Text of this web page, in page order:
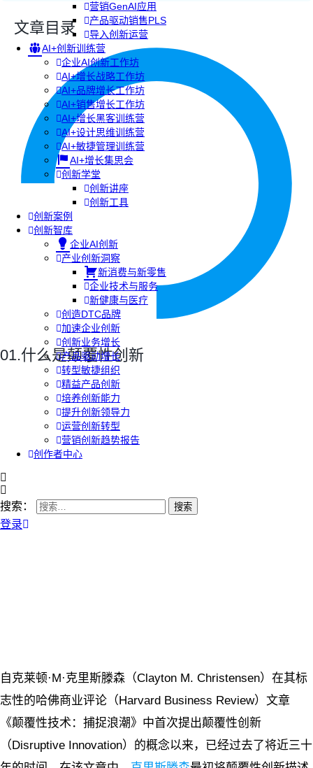
营销GenAI应用
产品驱动销售PLS
导入创新运营
AI+创新训练营
企业AI创新工作坊
AI+增长战略工作坊
AI+品牌增长工作坊
AI+销售增长工作坊
AI+增长黑客训练营
AI+设计思维训练营
AI+敏捷管理训练营
AI+增长集思会
创新学堂
创新讲座
创新工具
创新案例
创新智库
企业AI创新
产业创新洞察
新消费与新零售
企业技术与服务
新健康与医疗
创造DTC品牌
加速企业创新
创新业务增长
产品驱动增长
转型敏捷组织
精益产品创新
培养创新能力
提升创新领导力
运营创新转型
营销创新趋势报告
创作者中心
搜索：
登录
文章目录
01.什么是颠覆性创新
自克莱顿·M·克里斯滕森（Clayton M. Christensen）在其标
志性的哈佛商业评论（Harvard Business Review）文章
《颠覆性技术：捕捉浪潮》中首次提出颠覆性创新
（Disruptive Innovation）的概念以来，已经过去了将近三十